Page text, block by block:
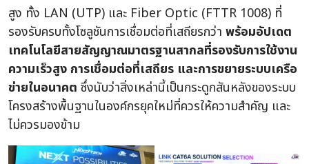
สูง ทั้ง LAN (UTP) และ Fiber Optic (FTTR 1008) ที่
รองรับครบทั้งโซลูชันการเชื่อมต่อที่เสถียรกว่า พร้อมอัปเดต
เทคโนโลยีสายสัญญาณมาตรฐานสากลที่รองรับการใช้งาน
ความเร็วสูง การเชื่อมต่อที่เสถียร และการขยายระบบเครือ
ข่ายในอนาคต ซึ่งนับว่าสิ่งเหล่านี้เป็นกระดูกสันหลังของระบบ
โครงสร้างพื้นฐานในองค์กรยุคใหม่ที่ควรให้ความสำคัญ และ
ไม่ควรมองข้าม